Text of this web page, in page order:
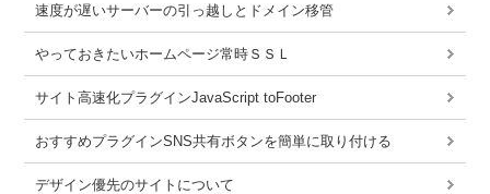
速度が遅いサーバーの引っ越しとドメイン移管
やっておきたいホームページ常時ＳＳＬ
サイト高速化プラグインJavaScript toFooter
おすすめプラグインSNS共有ボタンを簡単に取り付ける
デザイン優先のサイトについて